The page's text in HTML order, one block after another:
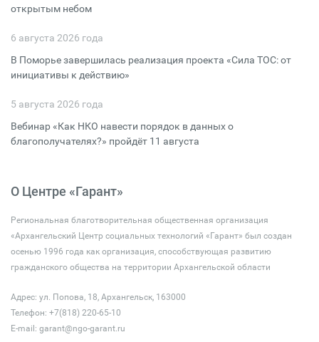
открытым небом
6 августа 2026 года
В Поморье завершилась реализация проекта «Сила ТОС: от
инициативы к действию»
5 августа 2026 года
Вебинар «Как НКО навести порядок в данных о
благополучателях?» пройдёт 11 августа
О Центре «Гарант»
Региональная благотворительная общественная организация
«Архангельский Центр социальных технологий «Гарант» был создан
осенью 1996 года как организация, способствующая развитию
гражданского общества на территории Архангельской области
Адрес: ул. Попова, 18, Архангельск, 163000
Телефон: +7(818) 220-65-10
E-mail: garant@ngo-garant.ru